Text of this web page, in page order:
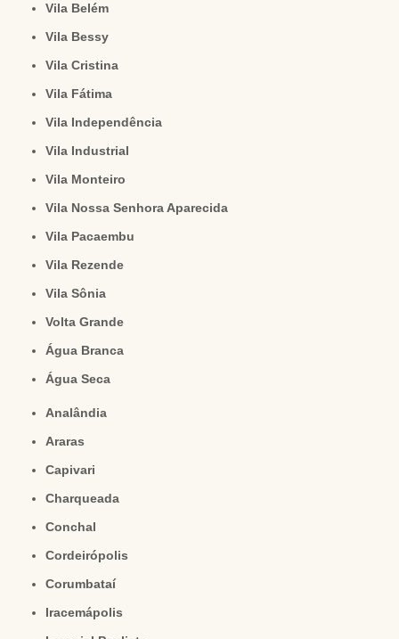
Vila Belém
Vila Bessy
Vila Cristina
Vila Fátima
Vila Independência
Vila Industrial
Vila Monteiro
Vila Nossa Senhora Aparecida
Vila Pacaembu
Vila Rezende
Vila Sônia
Volta Grande
Água Branca
Água Seca
Analândia
Araras
Capivari
Charqueada
Conchal
Cordeirópolis
Corumbataí
Iracemápolis